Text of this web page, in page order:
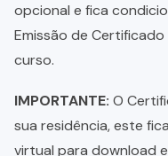
opcional e fica
Emissão de
curso.
IMPORTANTE: O
sua residência, este
virtual para download